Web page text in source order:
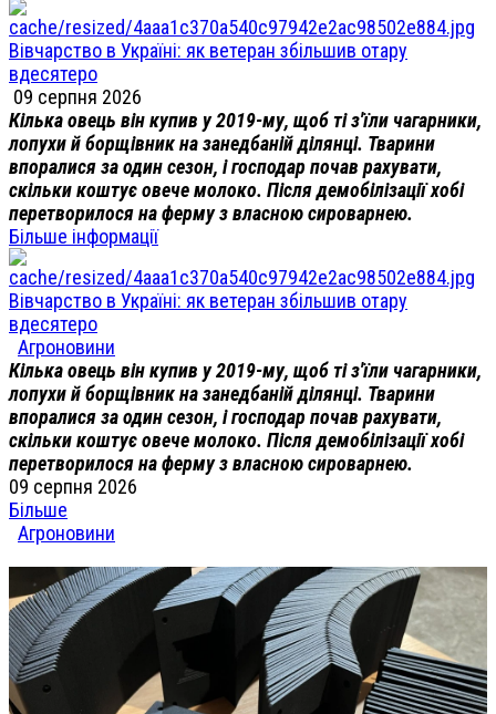
Вівчарство в Україні: як ветеран збільшив отару
вдесятеро
09 серпня 2026
Кілька овець він купив у 2019-му, щоб ті з'їли чагарники,
лопухи й борщівник на занедбаній ділянці. Тварини
впоралися за один сезон, і господар почав рахувати,
скільки коштує овече молоко. Після демобілізації хобі
перетворилося на ферму з власною сироварнею.
Більше інформації
Вівчарство в Україні: як ветеран збільшив отару
вдесятеро
Агроновини
Кілька овець він купив у 2019-му, щоб ті з'їли чагарники,
лопухи й борщівник на занедбаній ділянці. Тварини
впоралися за один сезон, і господар почав рахувати,
скільки коштує овече молоко. Після демобілізації хобі
перетворилося на ферму з власною сироварнею.
09 серпня 2026
Більше
Агроновини